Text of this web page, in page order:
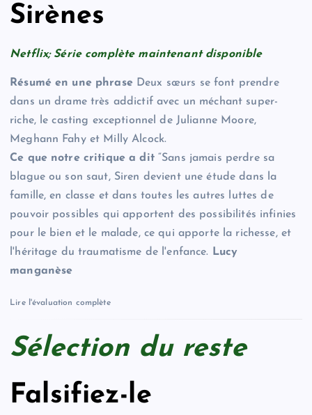
Sirènes
Netflix; Série complète maintenant disponible
Résumé en une phraseDeux sœurs se font prendre
dans un drame très addictif avec un méchant super-
riche, le casting exceptionnel de Julianne Moore,
Meghann Fahy et Milly Alcock.
Ce que notre critique a dit“Sans jamais perdre sa
blague ou son saut, Siren devient une étude dans la
famille, en classe et dans toutes les autres luttes de
pouvoir possibles qui apportent des possibilités infinies
pour le bien et le malade, ce qui apporte la richesse, et
l'héritage du traumatisme de l'enfance. Lucy
manganèse
Lire l'évaluation complète
Sélection du reste
Falsifiez-le